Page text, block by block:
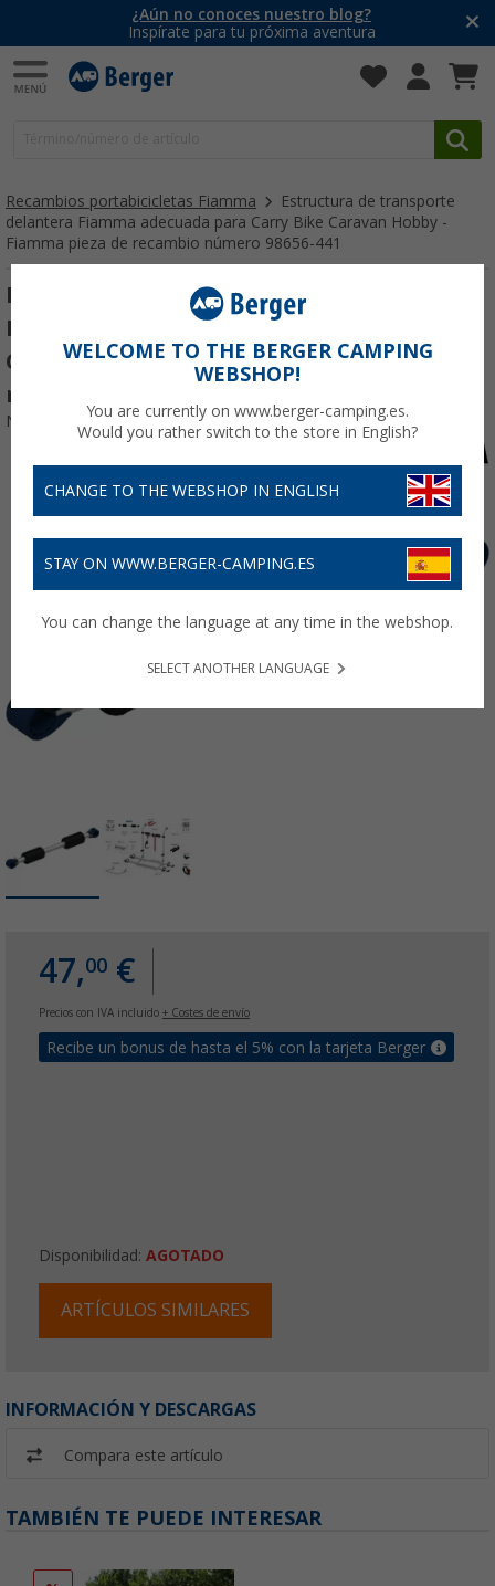
¿Aún no conoces nuestro blog?
Inspírate para tu próxima aventura
Recambios portabicicletas Fiamma
Estructura de transporte
delantera Fiamma adecuada para Carry Bike Caravan Hobby -
Fiamma pieza de recambio número 98656-441
Estructura de transporte delantera
Fiamma adecuada para Carry Bike
Caravan Hobby - Fiamma pieza de
recambio número 98656-441
Nº de artículo 582944
47,00 €
Precios con IVA incluido + Costes de envío
Recibe un bonus de hasta el 5% con la tarjeta Berger
Disponibilidad: AGOTADO
ARTÍCULOS SIMILARES
INFORMACIÓN Y DESCARGAS
Compara este artículo
TAMBIÉN TE PUEDE INTERESAR
WELCOME TO THE BERGER CAMPING
WEBSHOP!
You are currently on www.berger-camping.es.
Would you rather switch to the store in English?
CHANGE TO THE WEBSHOP IN ENGLISH
STAY ON WWW.BERGER-CAMPING.ES
You can change the language at any time in the webshop.
SELECT ANOTHER LANGUAGE